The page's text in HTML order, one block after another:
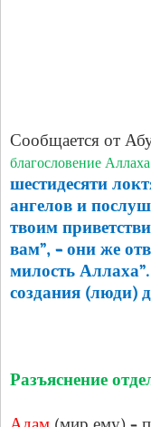
Сообщается от
благословение
шестидесяти
ангелов и
твоим
вам”, – они же
милость
создания (люди)
Разъяснение